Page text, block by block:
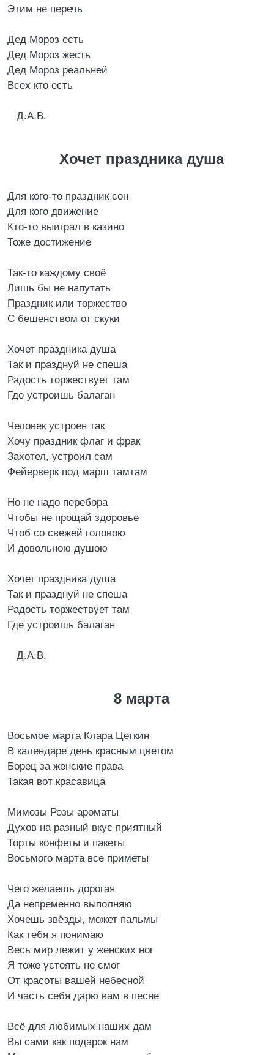
Этим не перечь
Дед Мороз есть
Дед Мороз жесть
Дед Мороз реальней
Всех кто есть
Д.А.В.
Хочет праздника душа
Для кого-то праздник сон
Для кого движение
Кто-то выиграл в казино
Тоже достижение
Так-то каждому своё
Лишь бы не напутать
Праздник или торжество
С бешенством от скуки
Хочет праздника душа
Так и празднуй не спеша
Радость торжествует там
Где устроишь балаган
Человек устроен так
Хочу праздник флаг и фрак
Захотел, устроил сам
Фейерверк под марш тамтам
Но не надо перебора
Чтобы не прощай здоровье
Чтоб со свежей головою
И довольною душою
Хочет праздника душа
Так и празднуй не спеша
Радость торжествует там
Где устроишь балаган
Д.А.В.
8 марта
Восьмое марта Клара Цеткин
В календаре день красным цветом
Борец за женские права
Такая вот красавица
Мимозы Розы ароматы
Духов на разный вкус приятный
Торты конфеты и пакеты
Восьмого марта все приметы
Чего желаешь дорогая
Да непременно выполняю
Хочешь звёзды, может пальмы
Как тебя я понимаю
Весь мир лежит у женских ног
Я тоже устоять не смог
От красоты вашей небесной
И часть себя дарю вам в песне
Всё для любимых наших дам
Вы сами как подарок нам